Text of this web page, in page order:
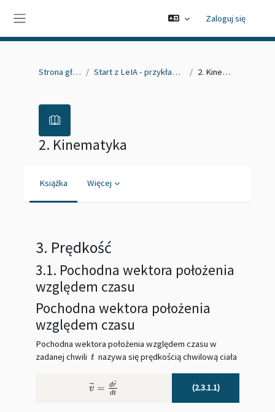
Zaloguj się
Strona główna Start z LeIA - przykładowy kurs 2. Kinematyka
2. Kinematyka
Książka Więcej
3. Prędkość
3.1. Pochodna wektora położenia
względem czasu
Pochodna wektora położenia
względem czasu
Pochodna wektora położenia względem czasu w
zadanej chwili t
t nazywa się prędkością chwilową ciała
v = dr
dt
v→= dr→ (2.3.1.1)